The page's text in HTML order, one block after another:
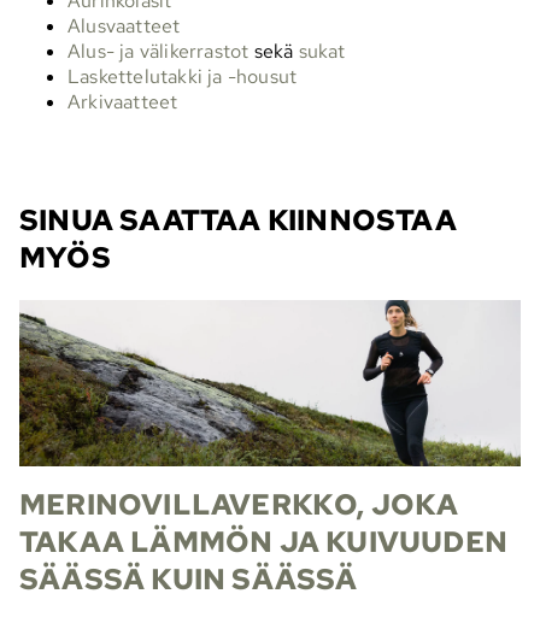
Alusvaatteet
Alus- ja välikerrastot sekä sukat
Laskettelutakki ja -housut
Arkivaatteet
SINUA SAATTAA KIINNOSTAA
MYÖS
MERINOVILLAVERKKO, JOKA
TAKAA LÄMMÖN JA KUIVUUDEN
SÄÄSSÄ KUIN SÄÄSSÄ